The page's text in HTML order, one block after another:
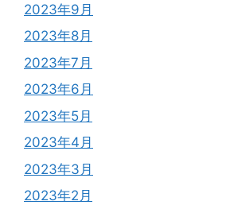
2023年9月
2023年8月
2023年7月
2023年6月
2023年5月
2023年4月
2023年3月
2023年2月